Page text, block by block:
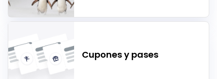
Cupones y pases